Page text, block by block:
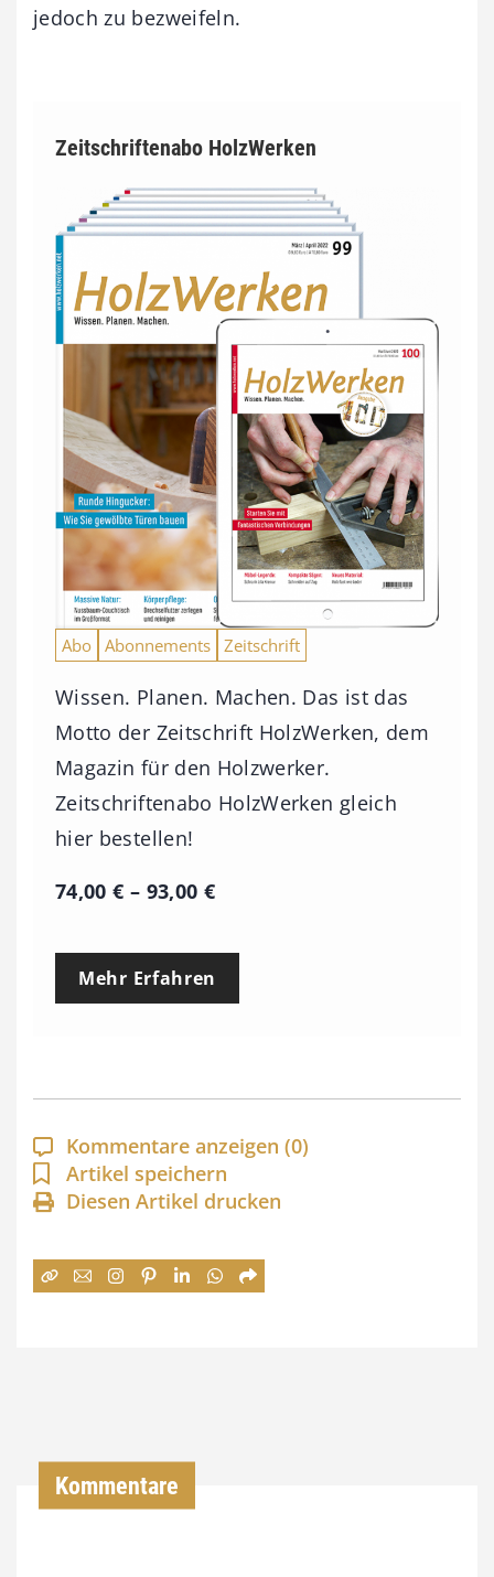
jedoch zu bezweifeln.
Zeitschriftenabo HolzWerken
Abo Abonnements Zeitschrift
Wissen. Planen. Machen. Das ist das
Motto der Zeitschrift HolzWerken, dem
Magazin für den Holzwerker.
Zeitschriftenabo HolzWerken gleich
hier bestellen!
74,00€ – 93,00 €P
e
p
a
n
n
:
Mehr Erfahren
Kommentare anzeigen (0)
Artikel speichern
Diesen Artikel drucken
Kommentare